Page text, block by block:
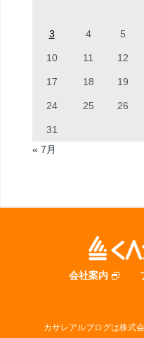
3 4 5
10 11 12
17 18 19
24 25 26
31
« 7月
会社案内
カサレアルブログは株式